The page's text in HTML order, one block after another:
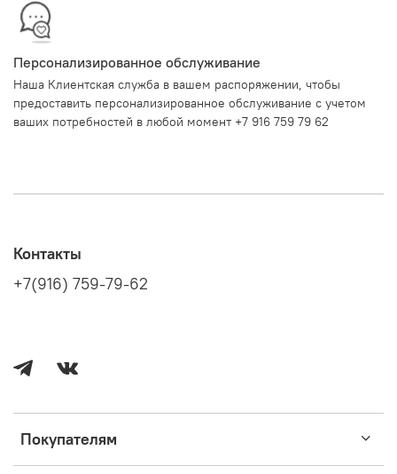
Персонализированное обслуживание
Наша Клиентская служба в вашем распоряжении, чтобы
предоставить персонализированное обслуживание с учетом
ваших потребностей в любой момент +7 916 759 79 62
Покупателям
Контакты
+7(916) 759-79-62